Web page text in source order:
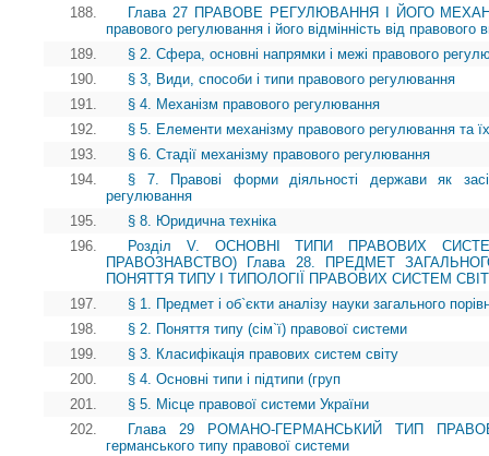
188.
Глава 27 ПРАВОВЕ РЕГУЛЮВАННЯ І ЙОГО
правового регулювання і його відмінність від правового
189.
§ 2. Сфера, основні напрямки і межі правового
190.
§ 3, Види, способи і типи правового регулювання
191.
§ 4. Механізм правового регулювання
192.
§ 5. Елементи механізму правового регулювання та
193.
§ 6. Стадії механізму правового регулювання
194.
§ 7. Правові форми діяльності держави як
регулювання
195.
§ 8. Юридична техніка
196.
Розділ V. ОСНОВНІ ТИПИ ПРАВОВИХ
ПРАВОЗНАВСТВО) Глава 28. ПРЕДМЕТ
ПОНЯТТЯ ТИПУ І ТИПОЛОГІЇ ПРАВОВИХ СИСТЕМ
197.
§ 1. Предмет і об`єкти аналізу науки загального
198.
§ 2. Поняття типу (сім`ї) правової системи
199.
§ 3. Класифікація правових систем світу
200.
§ 4. Основні типи і підтипи (груп
201.
§ 5. Місце правової системи України
202.
Глава 29 РОМАНО-ГЕРМАНСЬКИЙ ТИП
германського типу правової системи